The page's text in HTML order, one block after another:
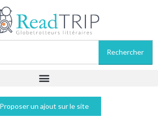
Proposer un ajout sur le site